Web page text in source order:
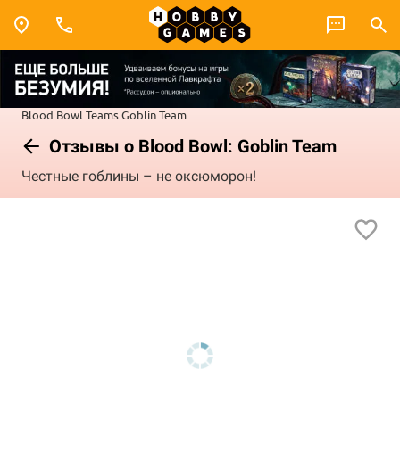
Blood Bowl TeamsGoblin Team
Отзывы о Blood Bowl: Goblin Team
Честные гоблины – не оксюморон!